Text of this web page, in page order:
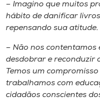
– Imagino que muitos
hábito de danificar
repensando sua atitude.
– Não nos contentamos
desdobrar e reconduzir
Temos um
trabalhamos com
cidadãos conscientes